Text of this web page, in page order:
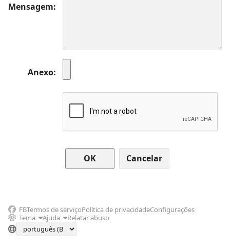
Mensagem
Anexo
Cancelar
FBTermos de serviçoPolítica de privacidadeConfigurações
Tema
Ajuda Relatar abuso